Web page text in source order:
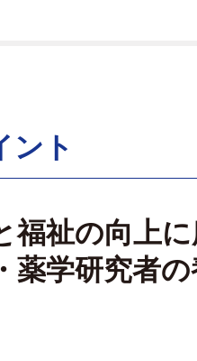
ント
福祉の向上
薬学研究者